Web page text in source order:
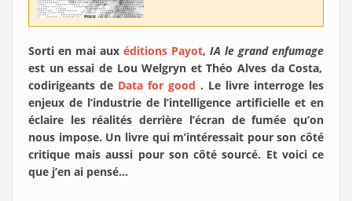
Sorti en mai aux éditions Payot, IA le grand enfumage
est un essai de Lou Welgryn et Théo Alves da Costa,
codirigeants de Data for good . Le livre interroge les
enjeux de l’industrie de l’intelligence artificielle et en
éclaire les réalités derrière l’écran de fumée qu’on
nous impose. Un livre qui m’intéressait pour son côté
critique mais aussi pour son côté sourcé. Et voici ce
que j’en ai pensé…